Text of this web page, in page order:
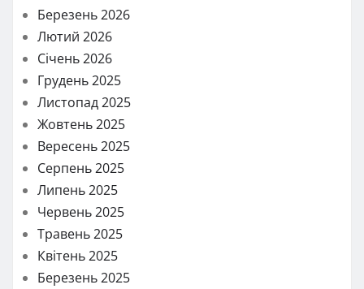
Березень 2026
Лютий 2026
Січень 2026
Грудень 2025
Листопад 2025
Жовтень 2025
Вересень 2025
Серпень 2025
Липень 2025
Червень 2025
Травень 2025
Квітень 2025
Березень 2025